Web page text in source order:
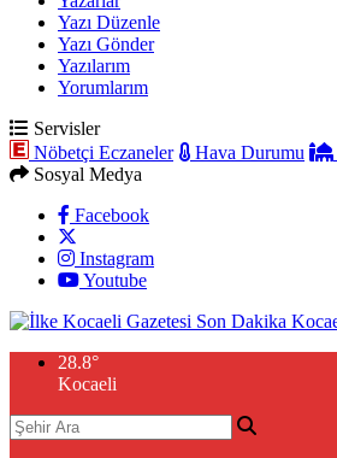
Yazı Düzenle
Yazı Gönder
Yazılarım
Yorumlarım
Servisler
Nöbetçi Eczaneler
Hava Durumu
Sosyal Medya
Facebook
Instagram
Youtube
28.8°
Kocaeli